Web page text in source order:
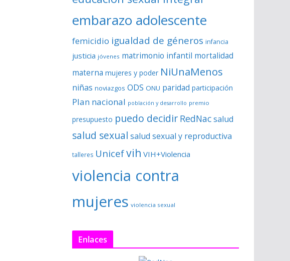
embarazo adolescente
femicidio igualdad de géneros infancia
justicia jóvenes matrimonio infantil mortalidad
materna mujeres y poder NiUnaMenos
niñas noviazgos ODS ONU paridad participación
Plan nacional población y desarrollo premio
presupuesto puedo decidir RedNacsalud
salud sexual salud sexual y reproductiva
talleres Unicefvih VIH+Violencia
violencia contra
mujeres violencia sexual
Enlaces